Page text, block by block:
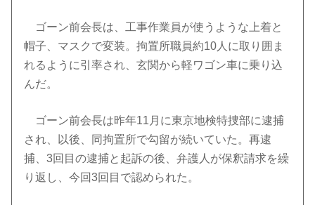
ゴーン前会長は、工事作業員が使うような上着と
帽子、マスクで変装。拘置所職員約10 人に取り囲ま
れるように引率され、玄関から軽ワゴン車に乗り込
んだ。
ゴーン前会長は昨年11 月に東京地検特捜部に逮捕
され、以後、同拘置所で勾留が続いていた。再逮
捕、3回目の逮捕と起訴の後、弁護人が保釈請求を繰
り返し、今回3回目で認められた。